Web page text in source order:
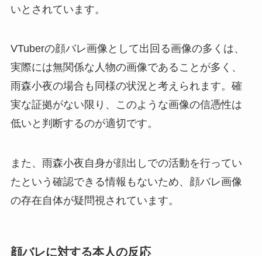
いとされています。
VTuberの顔バレ画像として出回る画像の多くは、
実際には無関係な人物の画像であることが多く、
雨森小夜の場合も同様の状況と考えられます。確
実な証拠がない限り、このような画像の信憑性は
低いと判断するのが適切です。
また、雨森小夜自身が顔出しでの活動を行ってい
たという確認できる情報もないため、顔バレ画像
の存在自体が疑問視されています。
顔バレに対する本人の反応